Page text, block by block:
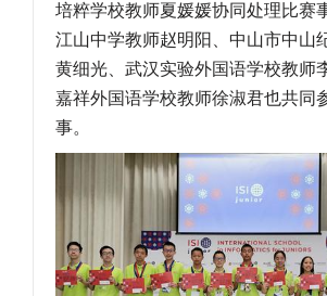
培粹学校教师夏媛媛协同处理比赛
江山中学教师赵明阳、中山市中山
黄细光、武汉实验外国语学校教师
嘉祥外国语学校教师徐淑君也共同
事。